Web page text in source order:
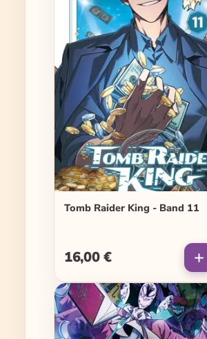
Tomb Raider King - Band 11
Regulärer Preis:
16,00 €